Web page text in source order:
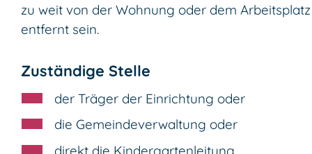
zu weit von der Wohnung oder dem Arbeitsplatz
entfernt sein.
Zuständige Stelle
der Träger der Einrichtung oder
die Gemeindeverwaltung oder
direkt die Kindergartenleitung